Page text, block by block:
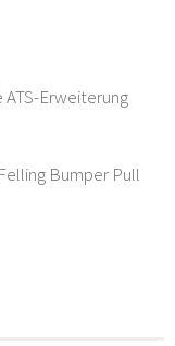
Erweiterung
Bumper Pull